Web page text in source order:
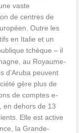
vaste
de centres de
Outre les
en Italie et un
tchèque – il
au Royaume-
d’Aruba peuvent
gère plus de
de comptes e-
en dehors de 13
Elle est active
la Grande-